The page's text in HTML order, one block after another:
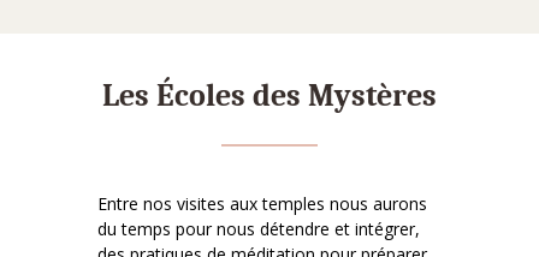
Les Écoles des Mystères
Entre nos visites aux temples nous aurons
du temps pour nous détendre et intégrer,